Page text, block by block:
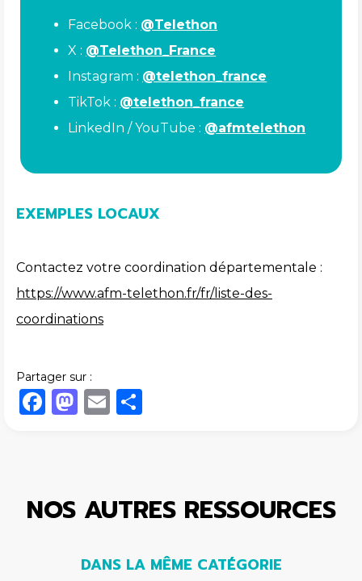
Facebook : @Telethon
X : @Telethon_France
Instagram : @telethon_france
TikTok : @telethon_france
LinkedIn / YouTube : @afmtelethon
EXEMPLES LOCAUX
Contactez votre coordination départementale :
https://www.afm-telethon.fr/fr/liste-des-
coordinations
Partager sur :
Facebook
Mastodon
Email
NOS AUTRES RESSOURCES
DANS LA MÊME CATÉGORIE